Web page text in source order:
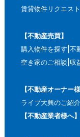
賃貸物件リクエスト
【不動産売買】
購入物件を探す 不
空き家のご相談 収
【不動産オーナー様
ライブ大興のご紹介
【不動産業者様へ】